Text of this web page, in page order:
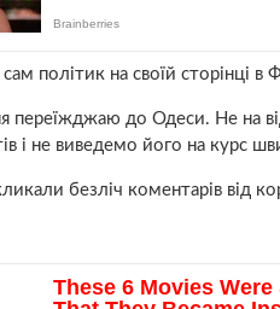
політик на своїй сторінці в
переїжджаю до Одеси. Не на
і не виведемо його на курс
безліч коментарів від